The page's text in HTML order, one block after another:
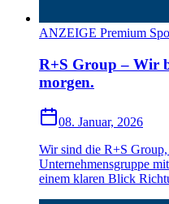
ANZEIGE Premium
R+S Group – Wir
morgen.
08. Januar, 2026
Wir sind die R+S
Unternehmensgruppe
einem klaren Blick